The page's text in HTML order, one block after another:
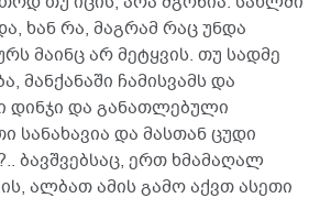
ხან რა, მაგრამ რაც უნდა
მაინც არ მეტყვის. თუ სადმე
მანქანაში ჩამისვამს და
დინჯი და განათლებული
სანახავია და მასთან ცუდი
ბავშვებსაც, ერთ ხმამაღალ
ალბათ ამის გამო აქვთ ასეთი